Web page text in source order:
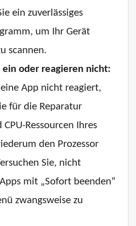
ein zuverlässiges
um Ihr Gerät
scannen.
oder reagieren nicht:
App nicht reagiert,
für die Reparatur
Ressourcen Ihres
den Prozessor
Sie, nicht
mit „Sofort beenden“
zwangsweise zu